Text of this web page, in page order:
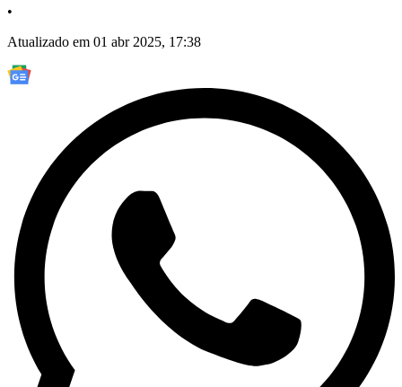
•
Atualizado em 01 abr 2025, 17:38